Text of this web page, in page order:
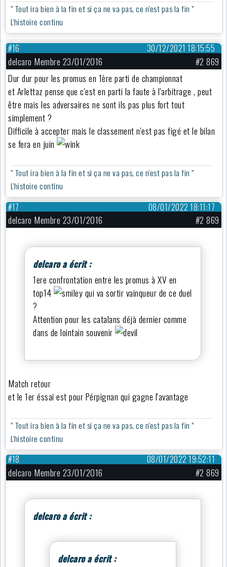
“ Tout ira bien à la fin et si ça ne va pas, ce n'est pas la fin ”
L'histoire continu
30/12/2021 18:15:55
#16
delcaro Membre 23/01/2016
#2 869
Dur dur pour les promus en 1ère parti de championnat
et Arlettaz pense que c'est en parti la faute à l'arbitrage , peut
être mais les adversaires ne sont ils pas plus fort tout
simplement ?
Difficile à accepter mais le classement n'est pas figé et le bilan
se fera en juin
“ Tout ira bien à la fin et si ça ne va pas, ce n'est pas la fin ”
L'histoire continu
08/01/2022 18:11:17
#17
delcaro Membre 23/01/2016 #2 869
delcaro a écrit :
1ere confrontation entre les promus à XV en
top14
qui va sortir vainqueur de ce duel
?
Attention pour les catalans déjà dernier comme
dans de lointain souvenir
Match retour
et le 1er éssai est pour Pérpignan qui gagne l'avantage
“ Tout ira bien à la fin et si ça ne va pas, ce n'est pas la fin ”
L'histoire continu
08/01/2022 19:52:11
#18
delcaro Membre 23/01/2016 #2 869
delcaro a écrit :
delcaro a écrit :